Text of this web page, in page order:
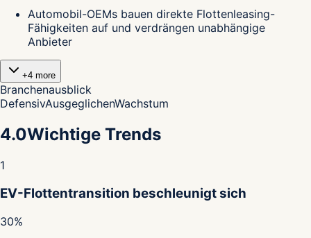
Automobil-OEMs bauen direkte Flottenleasing-
Fähigkeiten auf und verdrängen unabhängige
Anbieter
+4 more
Branchenausblick
DefensivAusgeglichenWachstum
4.0Wichtige Trends
1
EV-Flottentransition beschleunigt sich
30%